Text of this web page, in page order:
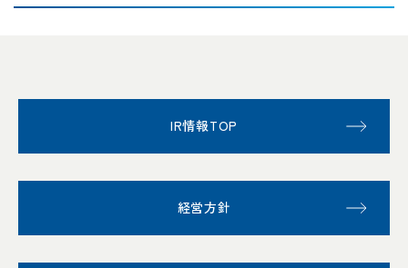
IR情報TOP
経営方針